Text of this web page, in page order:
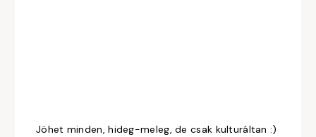
Jöhet minden, hideg-meleg, de csak kulturáltan :)